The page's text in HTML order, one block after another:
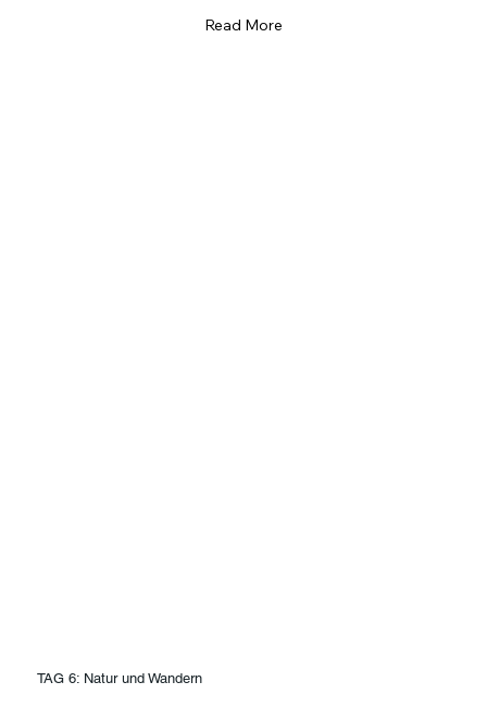
Read More
TAG 6: Natur und Wandern